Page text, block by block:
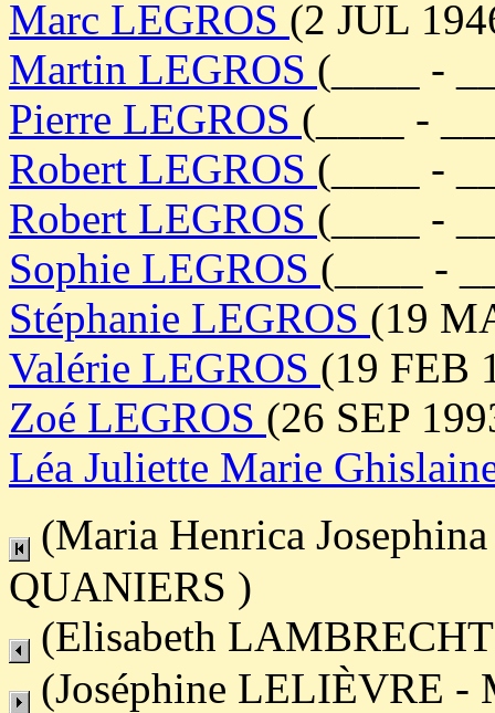
Marc LEGROS (2 JUL
Martin LEGROS (____ -
Pierre LEGROS (____ -
Robert LEGROS (____ -
Robert LEGROS (____ -
Sophie LEGROS (____ -
Stéphanie LEGROS (19
Valérie LEGROS (19 FEB
Zoé LEGROS (26 SEP
Léa Juliette Marie
(Maria Henrica
QUANIERS )
(Elisabeth
(Joséphine LELIÈVRE -